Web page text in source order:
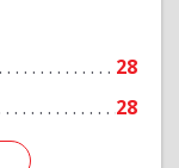
28
28